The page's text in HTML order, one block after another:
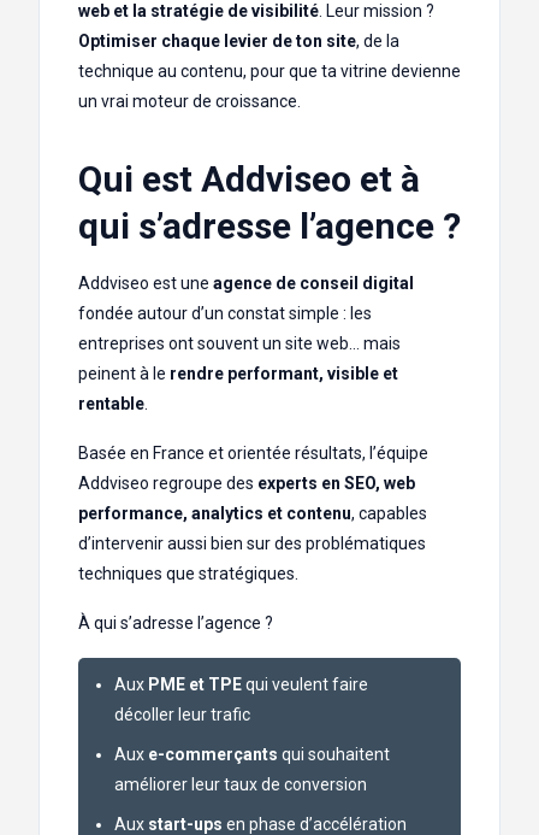
web et la stratégie de visibilité . Leur mission ?
Optimiser chaque levier de ton site, de la
technique au contenu, pour que ta vitrine devienne
un vrai moteur de croissance.
Qui est Addviseo et à
qui s’adresse l’agence ?
Addviseo est une agence de conseil digital
fondée autour d’un constat simple : les
entreprises ont souvent un site web… mais
peinent à le rendre performant, visible et
rentable
Basée en France et orientée résultats, l’équipe
Addviseo regroupe des experts en SEO, web
performance, analytics et contenu, capables
d’intervenir aussi bien sur des problématiques
techniques que stratégiques.
À qui s’adresse l’agence ?
Aux PME et TPEqui veulent faire
décoller leur trafic
Aux e-commerçants qui souhaitent
améliorer leur taux de conversion
Aux start-ups en phase d’accélération